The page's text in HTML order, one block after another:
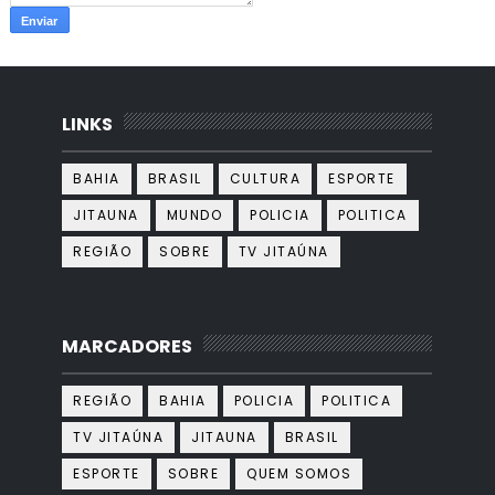
LINKS
BAHIA BRASIL CULTURA
ESPORTE
JITAUNA
MUNDO POLICIA
POLITICA
REGIÃO
SOBRE TV JITAÚNA
MARCADORES
REGIÃO BAHIA POLICIA
POLITICA
TV JITAÚNA
JITAUNA
BRASIL
ESPORTE
SOBRE QUEM SOMOS